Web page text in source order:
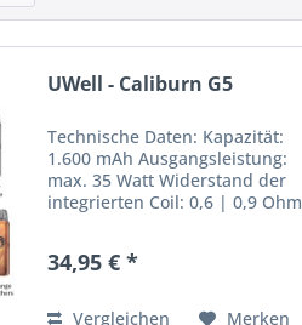
UWell - Caliburn G5
Technische Daten: Kapazität:
1.600 mAh Ausgangsleistung:
max. 35 Watt Widerstand der
integrierten Coil: 0,6 | 0,9 Ohm
Tankvolumen: 3,0 ml Airflow
34,95 € *
Vergleichen Merken